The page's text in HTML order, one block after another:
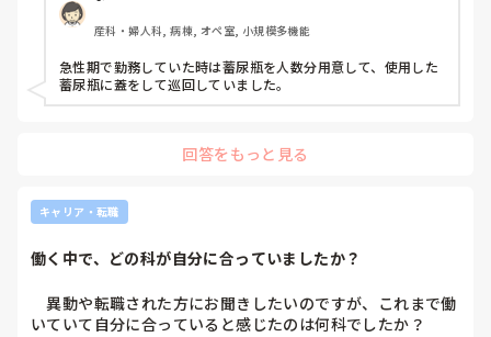
ます。もちろん汚物見えないようワゴンにカバーする等対策
皆さんの病棟ではどのような方法取られてますか？
産科・婦人科, 病棟, オペ室, 小規模多機能
急性期で勤務していた時は蓄尿瓶を人数分用意して、使用した
蓄尿瓶に蓋をして巡回していました。
回答をもっと見る
キャリア・転職
働く中で、どの科が自分に合っていましたか？
異動や転職された方にお聞きしたいのですが、これまで働
いていて自分に合っていると感じたのは何科でしたか？